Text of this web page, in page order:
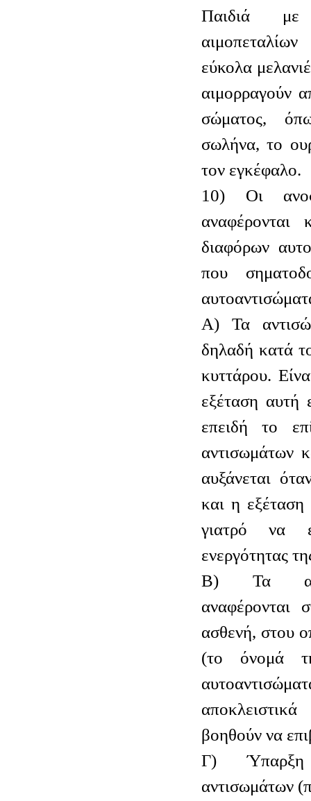
Παιδιά με
εύκολα
αιμορραγούν
σώματος,
σωλήνα, το
τον εγκέφαλο.
10) Οι
αναφέρονται
διαφόρων
που
Α) Τα
δηλαδή κατά
κυττάρου.
εξέταση αυτή
επειδή το
αντισωμάτων
αυξάνεται
και η
γιατρό να
ενεργότητας
Β) Τα
αναφέρονται
ασθενή, στου
(το όνομά
βοηθούν να
Γ) Ύπαρξη
αντισωμάτων